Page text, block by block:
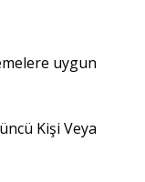
uygun
Kişi Veya